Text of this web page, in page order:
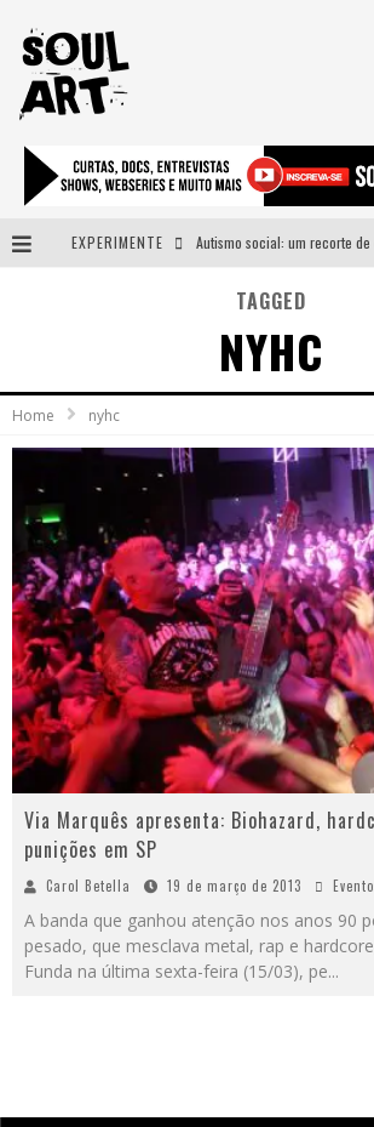
EXPERIMENTE
A subida da rampa é diferente!
Faça o bem! Mas, sem olhar a
TAGGED
NYHC
Home nyhc
Via Marquês apresenta: Biohazard,
punições em SP
Carol Betella 19 de março de 2013
A banda que ganhou atenção nos anos 90
pesado, que mesclava metal, rap e
Funda na última sexta-feira (15/03), pe...